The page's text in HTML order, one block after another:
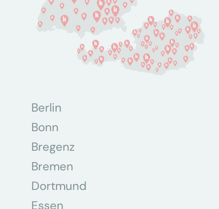
Berlin
Bonn
Bregenz
Bremen
Dortmund
Essen